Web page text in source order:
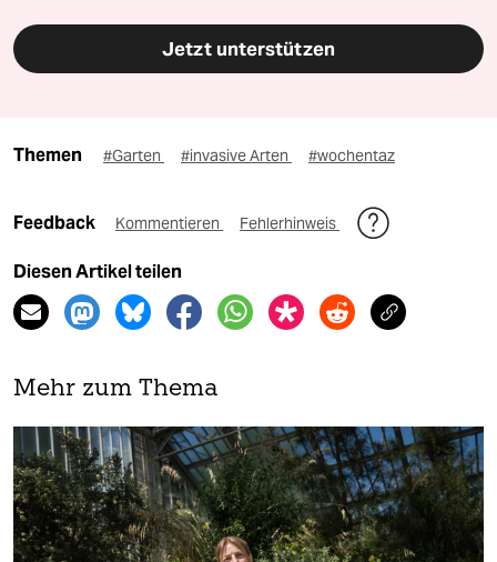
Jetzt unterstützen
Themen #Garten #invasive Arten #wochentaz
Feedback Kommentieren Fehlerhinweis
Diesen Artikel teilen
Mehr zum Thema